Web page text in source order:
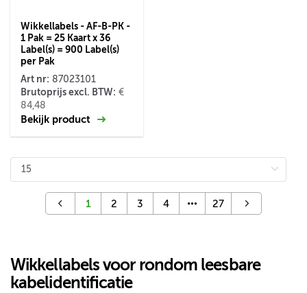
Wikkellabels - AF-B-PK -
1 Pak = 25 Kaart x 36
Label(s) = 900 Label(s)
per Pak
Art nr: 87023101
Brutoprijs excl. BTW: €
84,48
Bekijk product
1 2 3 4 27
Wikkellabels voor rondom leesbare
kabelidentificatie